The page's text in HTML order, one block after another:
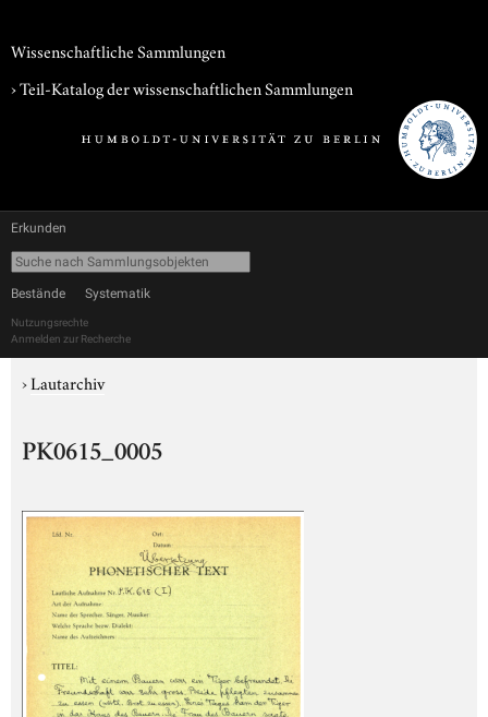
Wissenschaftliche Sammlungen
› Teil-Katalog der wissenschaftlichen Sammlungen
Erkunden
Bestände Systematik
Nutzungsrechte
Anmelden zur Recherche
›Lautarchiv
PK0615_0005